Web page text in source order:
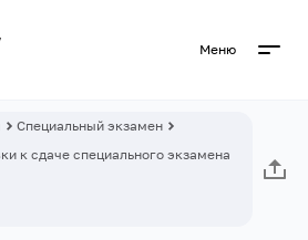
Меню
Специальный экзамен
к сдаче специального экзамена